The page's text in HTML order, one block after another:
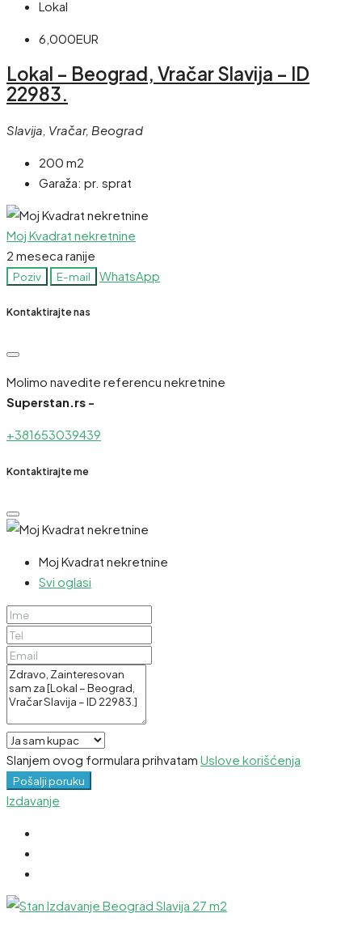
Lokal
6,000EUR
Lokal – Beograd, Vračar Slavija – ID
22983.
Slavija, Vračar, Beograd
200 m2
Garaža: pr. sprat
Moj Kvadrat nekretnine
2 meseca ranije
Poziv E-mail WhatsApp
Kontaktirajte nas
Molimo navedite referencu nekretnine
Superstan.rs -
+381653039439
Kontaktirajte me
Moj Kvadrat nekretnine
Svi oglasi
Slanjem ovog formulara prihvatam Uslove korišćenja
Pošalji poruku
Izdavanje